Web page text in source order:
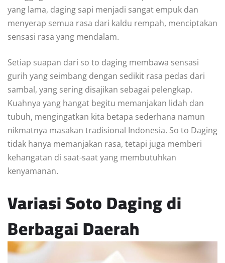
yang lama, daging sapi menjadi sangat empuk dan
menyerap semua rasa dari kaldu rempah, menciptakan
sensasi rasa yang mendalam.
Setiap suapan dari so to daging membawa sensasi
gurih yang seimbang dengan sedikit rasa pedas dari
sambal, yang sering disajikan sebagai pelengkap.
Kuahnya yang hangat begitu memanjakan lidah dan
tubuh, mengingatkan kita betapa sederhana namun
nikmatnya masakan tradisional Indonesia. So to Daging
tidak hanya memanjakan rasa, tetapi juga memberi
kehangatan di saat-saat yang membutuhkan
kenyamanan.
Variasi Soto Daging di
Berbagai Daerah